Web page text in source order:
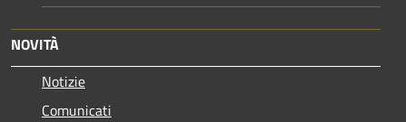
NOVITÀ
Notizie
Comunicati